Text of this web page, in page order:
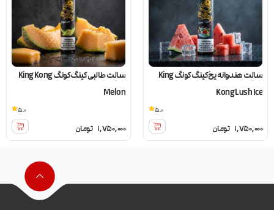
سالت هندوانه یخ کینگ کونگ King
Kong Lush Ice
1,750,000 تومان
5.0
سالت طالبی کینگ کونگ King Kong
Melon
1,750,000 تومان
5.0